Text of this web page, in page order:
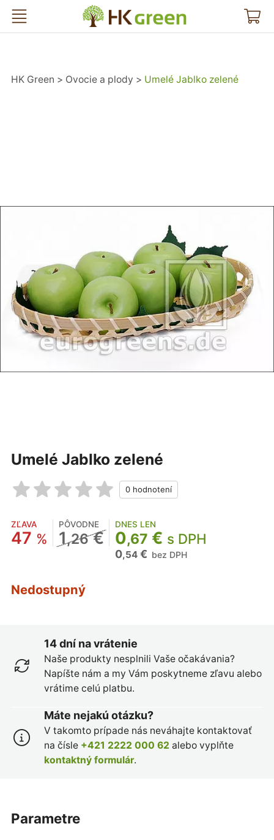
HK Green
HK Green Ovocie a plody Umelé Jablko zelené
Umelé Jablko zelené
ZĽAVA
47 %
PÔVODNE
1,26€
DNES LEN
0,67 € s DPH
0,54€ bez DPH
Nedostupný
14 dní na vrátenie
Naše produkty nesplnili Vaše očakávania?
Napíšte nám a my Vám poskytneme zľavu alebo
vrátime celú platbu.
Máte nejakú otázku?
V takomto prípade nás neváhajte kontaktovať
na čísle +421 2222 000 62 alebo vyplňte
kontaktný formulár.
parametre